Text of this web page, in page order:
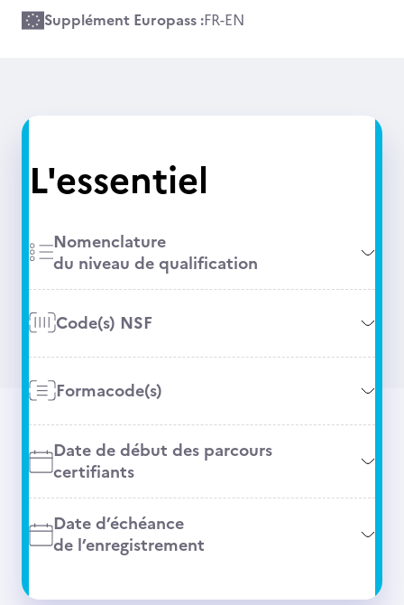
Supplément Europass :FR-EN
L'essentiel
Nomenclature
du niveau de qualification
Code(s) NSF
Formacode(s)
Date de début des parcours
certifiants
Date d’échéance
de l’enregistrement